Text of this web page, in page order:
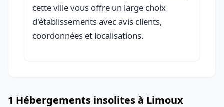
cette ville vous offre un large choix
d'établissements avec avis clients,
coordonnées et localisations.
1 Hébergements insolites à Limoux